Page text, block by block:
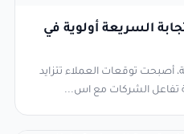
السريعة أولوية في
أصبحت توقعات العملاء تتزايد
تفاعل الشركات مع اس...